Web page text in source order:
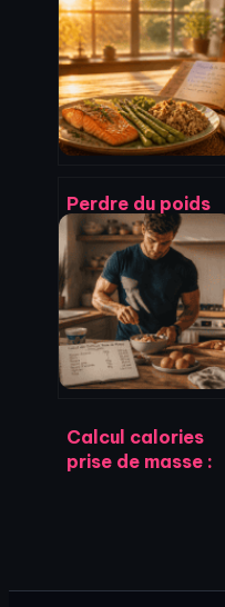
Perdre du poids
en 1 semaine : 4
leviers
physiologiques
pour des
résultats visibles
Calcul calories
prise de masse :